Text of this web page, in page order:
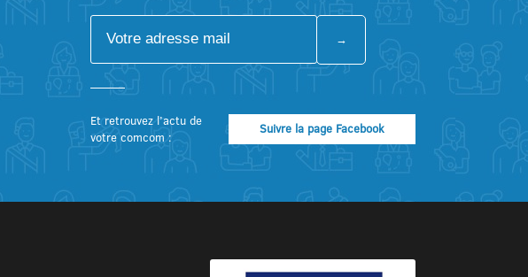
Et retrouvez l’actu de
votre comcom :
Suivre la page Facebook